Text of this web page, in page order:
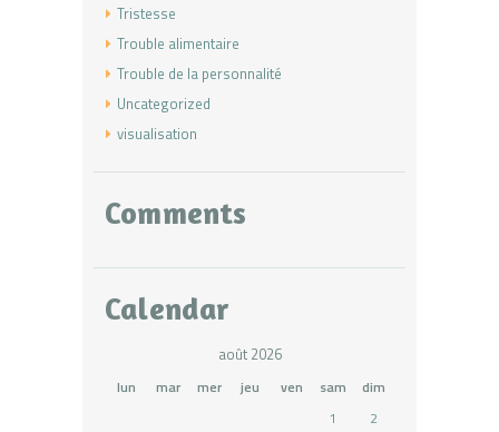
Tristesse
Trouble alimentaire
Trouble de la personnalité
Uncategorized
visualisation
Comments
Calendar
août 2026
lun mar mer jeu ven sam
dim
1
2